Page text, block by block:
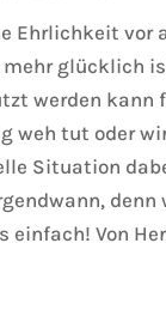
Ehrlichkeit
glücklich
werden kann
weh tut oder
Situation
einfach! Von